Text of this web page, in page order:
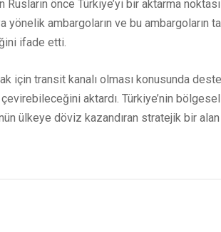
önce Türkiye’yi bir aktarma
yönelik ambargoların ve bu ambargoların
ifade etti.
için transit kanalı olması konusunda
aktardı. Türkiye’nin
ülkeye döviz kazandıran stratejik bir